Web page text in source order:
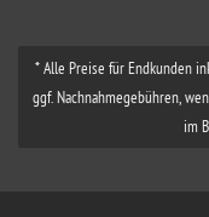
* Alle Preise für Endkunden
ggf. Nachnahmegebühren,
im